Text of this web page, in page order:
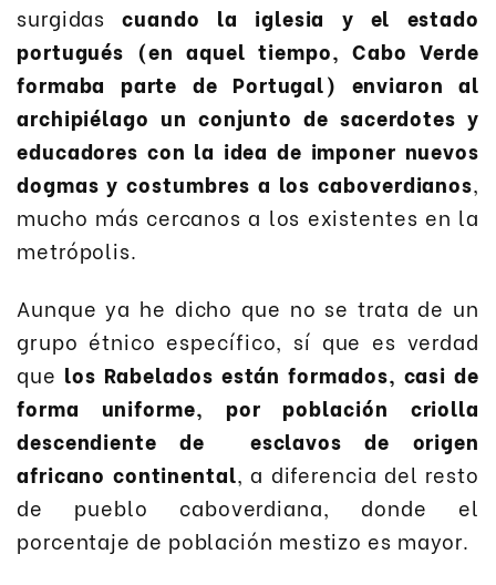
surgidascuando la iglesia y el estado
portugués (en aquel tiempo, Cabo Verde
formaba parte de Portugal) enviaron al
archipiélago un conjunto de sacerdotes y
educadores con la idea de imponer nuevos
dogmas y costumbres a los caboverdianos,
mucho más cercanos a los existentes en la
metrópolis.
Aunque ya he dicho que no se trata de un
grupo étnico específico, sí que es verdad
que los Rabelados están formados, casi de
forma uniforme, por población criolla
descendiente de esclavos de origen
africano continental, a diferencia del resto
de pueblo caboverdiana, donde el
porcentaje de población mestizo es mayor.